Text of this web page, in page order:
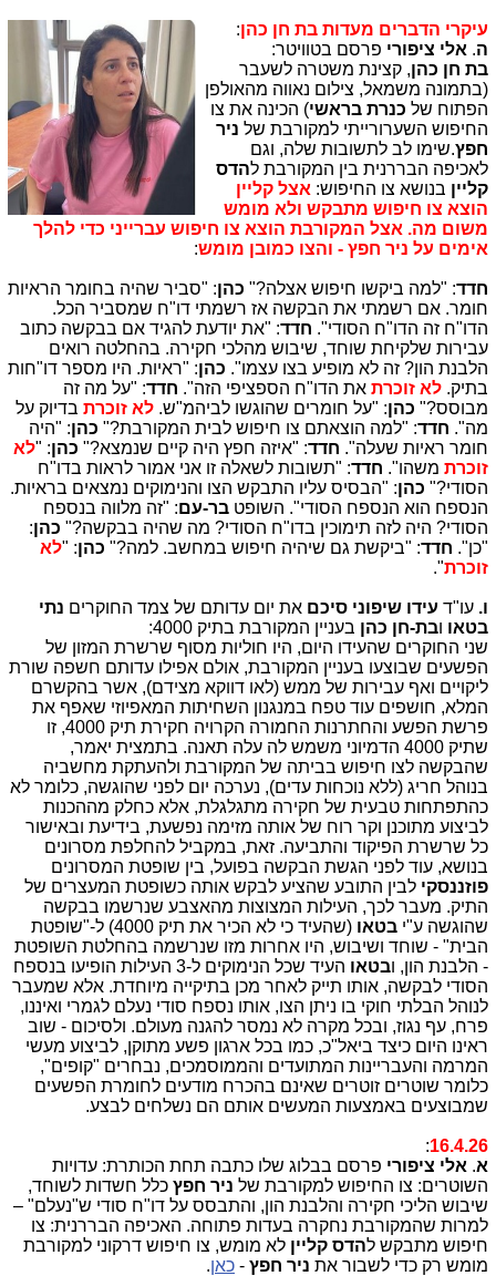
עיקרי הדברים מעדות בת חן כהן:
ה. אלי ציפורי פרסם בטוויטר:
בת חן כהן, קצינת משטרה לשעבר
(בתמונה משמאל, צילום נאווה מהאולפן
הפתוח של כנרת בראשי) הכינה את צו
החיפוש השערורייתי למקורבת של ניר
חפץ.שימו לב לתשובות שלה, וגם
לאכיפה הבררנית בין המקורבת להדס
קליין בנושא צו החיפוש: אצל קליין
הוצא צו חיפוש מתבקש ולא מומש
משום מה. אצל המקורבת הוצא צו חיפוש עברייני כדי להלך
אימים על ניר חפץ - והצו כמובן מומש:
חדד: "למה ביקשו חיפוש אצלה?" כהן: "סביר שהיה בחומר הראיות
חומר. אם רשמתי את הבקשה אז רשמתי דו"ח שמסביר הכל.
הדו"ח זה הדו"ח הסודי". חדד: "את יודעת להגיד אם בבקשה כתוב
עבירות שלקיחת שוחד, שיבוש מהלכי חקירה. בהחלטה רואים
הלבנת הון? זה לא מופיע בצו עצמו". כהן: "ראיות. היו מספר דו"חות
בתיק. לא זוכרת את הדו"ח הספציפי הזה". חדד: "על מה זה
מבוסס?" כהן: "על חומרים שהוגשו לביהמ"ש. לא זוכרת בדיוק על
מה". חדד: "למה הוצאתם צו חיפוש לבית המקורבת?" כהן: "היה
חומר ראיות שעלה". חדד: "איזה חפץ היה קיים שנמצא?" כהן: "לא
זוכרת משהו". חדד: "תשובות לשאלה זו אני אמור לראות בדו"ח
הסודי?" כהן: "הבסיס עליו התבקש הצו והנימוקים נמצאים בראיות.
הנספח הוא הנספח הסודי". השופט בר-עם: "זה מלווה בנספח
הסודי? היה לזה תימוכין בדו"ח הסודי? מה שהיה בבקשה?" כהן:
"כן". חדד: "ביקשת גם שיהיה חיפוש במחשב. למה?" כהן: "לא
זוכרת".
ו. עו"ד עידו שיפוני סיכם את יום עדותם של צמד החוקרים נתי
בטאו ובת-חן כהן בעניין המקורבת בתיק 4000:
שני החוקרים שהעידו היום, היו חוליות מסוף שרשרת המזון של
הפשעים שבוצעו בעניין המקורבת, אולם אפילו עדותם חשפה שורת
ליקויים ואף עבירות של ממש (לאו דווקא מצידם), אשר בהקשרם
המלא, חושפים עוד טפח במנגנון השחיתות המאפיוזי שאפף את
פרשת הפשע והחתרנות החמורה הקרויה חקירת תיק 4000, זו
שתיק 4000 הדמיוני משמש לה עלה תאנה. בתמצית יאמר,
שהבקשה לצו חיפוש בביתה של המקורבת ולהעתקת מחשביה
בנוהל חריג (ללא נוכחות עדים), נערכה יום לפני שהוגשה, כלומר לא
כהתפתחות טבעית של חקירה מתגלגלת, אלא כחלק מההכנות
לביצוע מתוכנן וקר רוח של אותה מזימה נפשעת, בידיעת ובאישור
כל שרשרת הפיקוד והתביעה. זאת, במקביל להחלפת מסרונים
בנושא, עוד לפני הגשת הבקשה בפועל, בין שופטת המסרונים
פוזננסקי לבין התובע שהציע לבקש אותה כשופטת המעצרים של
התיק. מעבר לכך, העילות המצוצות מהאצבע שנרשמו בבקשה
שהוגשה ע"י בטאו
(שהעיד כי לא הכיר את תיק 4000) ל-"שופטת
הבית" - שוחד ושיבוש, היו אחרות מזו שנרשמה בהחלטת השופטת
- הלבנת הון, ובטאו
העיד שכל הנימוקים ל-3 העילות הופיעו בנספח
הסודי לבקשה, אותו תייק לאחר מכן בתיקייה מיוחדת. אלא שמעבר
לנוהל הבלתי חוקי בו ניתן הצו, אותו נספח סודי נעלם לגמרי ואיננו,
פרח, עף נגוז, ובכל מקרה לא נמסר להגנה מעולם. ולסיכום - שוב
ראינו היום כיצד ביאל"כ, כמו בכל ארגון פשע מתוקן, לביצוע מעשי
המרמה והעבריינות המתועדים והממוסמכים, נבחרים "קופים",
כלומר שוטרים זוטרים שאינם בהכרח מודעים לחומרת הפשעים
שמבוצעים באמצעות המעשים אותם הם נשלחים לבצע.
16.4.26
:
א. אלי ציפורי פרסם בבלוג שלו כתבה תחת הכותרת: עדויות
השוטרים: צו החיפוש למקורבת של ניר חפץ כלל חשדות לשוחד,
שיבוש הליכי חקירה והלבנת הון, והתבסס על דו"ח סודי ש"נעלם" –
למרות שהמקורבת נחקרה בעדות פתוחה. האכיפה הבררנית: צו
חיפוש מתבקש להדס קליין לא מומש, צו חיפוש דרקוני למקורבת
מומש רק כדי לשבור את ניר חפץ - כאן.